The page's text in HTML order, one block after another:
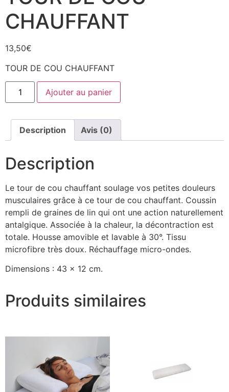
CHAUFFANT
13,50€
TOUR DE COU CHAUFFANT
Ajouter au panier
Description Avis (0)
Description
Le tour de cou chauffant soulage vos petites douleurs
musculaires grâce à ce tour de cou chauffant. Coussin
rempli de graines de lin qui ont une action naturellement
antalgique. Associée à la chaleur, la décontraction est
totale. Housse amovible et lavable à 30°. Tissu
microfibre très doux. Réchauffage micro-ondes.
Dimensions : 43 x 12 cm.
Produits similaires